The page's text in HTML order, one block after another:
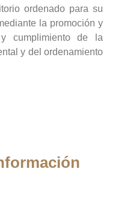
ordenado para su
la promoción y
cumplimiento de la
y del ordenamiento